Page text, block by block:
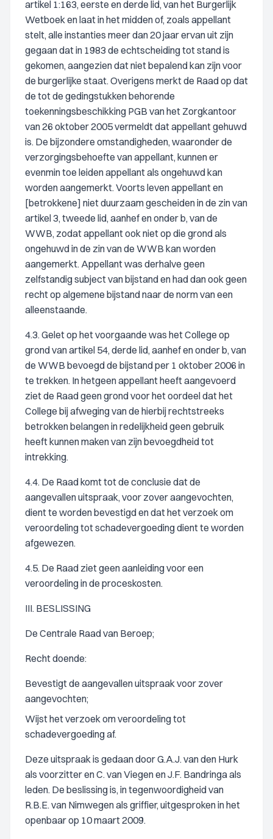
artikel 1:163, eerste en derde lid, van het Burgerlijk
Wetboek en laat in het midden of, zoals appellant
stelt, alle instanties meer dan 20 jaar ervan uit zijn
gegaan dat in 1983 de echtscheiding tot stand is
gekomen, aangezien dat niet bepalend kan zijn voor
de burgerlijke staat. Overigens merkt de Raad op dat
de tot de gedingstukken behorende
toekenningsbeschikking PGB van het Zorgkantoor
van 26 oktober 2005 vermeldt dat appellant gehuwd
is. De bijzondere omstandigheden, waaronder de
verzorgingsbehoefte van appellant, kunnen er
evenmin toe leiden appellant als ongehuwd kan
worden aangemerkt. Voorts leven appellant en
[betrokkene] niet duurzaam gescheiden in de zin van
artikel 3, tweede lid, aanhef en onder b, van de
WWB, zodat appellant ook niet op die grond als
ongehuwd in de zin van de WWB kan worden
aangemerkt. Appellant was derhalve geen
zelfstandig subject van bijstand en had dan ook geen
recht op algemene bijstand naar de norm van een
alleenstaande.
4.3. Gelet op het voorgaande was het College op
grond van artikel 54, derde lid, aanhef en onder b, van
de WWB bevoegd de bijstand per 1 oktober 2006 in
te trekken. In hetgeen appellant heeft aangevoerd
ziet de Raad geen grond voor het oordeel dat het
College bij afweging van de hierbij rechtstreeks
betrokken belangen in redelijkheid geen gebruik
heeft kunnen maken van zijn bevoegdheid tot
intrekking.
4.4. De Raad komt tot de conclusie dat de
aangevallen uitspraak, voor zover aangevochten,
dient te worden bevestigd en dat het verzoek om
veroordeling tot schadevergoeding dient te worden
afgewezen.
4.5. De Raad ziet geen aanleiding voor een
veroordeling in de proceskosten.
III. BESLISSING
De Centrale Raad van Beroep;
Recht doende:
Bevestigt de aangevallen uitspraak voor zover
aangevochten;
Wijst het verzoek om veroordeling tot
schadevergoeding af.
Deze uitspraak is gedaan door G.A.J. van den Hurk
als voorzitter en C. van Viegen en J.F. Bandringa als
leden. De beslissing is, in tegenwoordigheid van
R.B.E. van Nimwegen als griffier, uitgesproken in het
openbaar op 10 maart 2009.